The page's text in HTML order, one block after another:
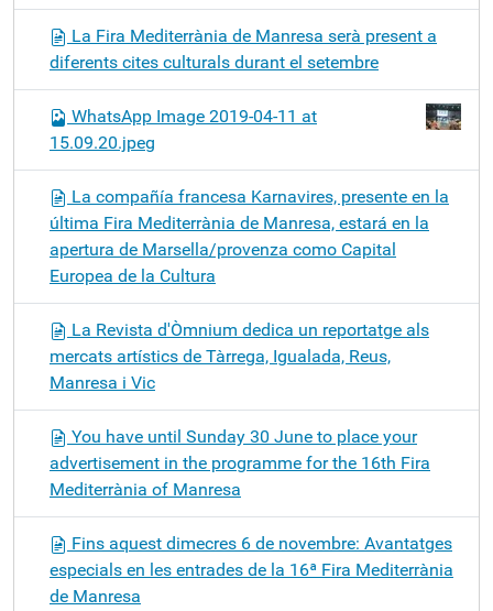
La Fira Mediterrània de Manresa serà present a
diferents cites culturals durant el setembre
WhatsApp Image 2019-04-11 at
15.09.20.jpeg
La compañía francesa Karnavires, presente en la
última Fira Mediterrània de Manresa, estará en la
apertura de Marsella/provenza como Capital
Europea de la Cultura
La Revista d'Òmnium dedica un reportatge als
mercats artístics de Tàrrega, Igualada, Reus,
Manresa i Vic
You have until Sunday 30 June to place your
advertisement in the programme for the 16th Fira
Mediterrània of Manresa
Fins aquest dimecres 6 de novembre: Avantatges
especials en les entrades de la 16ª Fira Mediterrània
de Manresa